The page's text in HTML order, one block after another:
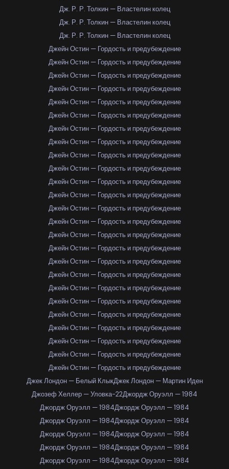
Дж. Р. Р. Толкин — Властелин колец
Дж. Р. Р. Толкин — Властелин колец
Дж. Р. Р. Толкин — Властелин колец
Джейн Остин — Гордость и предубеждение
Джейн Остин — Гордость и предубеждение
Джейн Остин — Гордость и предубеждение
Джейн Остин — Гордость и предубеждение
Джейн Остин — Гордость и предубеждение
Джейн Остин — Гордость и предубеждение
Джейн Остин — Гордость и предубеждение
Джейн Остин — Гордость и предубеждение
Джейн Остин — Гордость и предубеждение
Джейн Остин — Гордость и предубеждение
Джейн Остин — Гордость и предубеждение
Джейн Остин — Гордость и предубеждение
Джейн Остин — Гордость и предубеждение
Джейн Остин — Гордость и предубеждение
Джейн Остин — Гордость и предубеждение
Джейн Остин — Гордость и предубеждение
Джейн Остин — Гордость и предубеждение
Джейн Остин — Гордость и предубеждение
Джейн Остин — Гордость и предубеждение
Джейн Остин — Гордость и предубеждение
Джейн Остин — Гордость и предубеждение
Джейн Остин — Гордость и предубеждение
Джейн Остин — Гордость и предубеждение
Джейн Остин — Гордость и предубеждение
Джейн Остин — Гордость и предубеждение
Джек Лондон — Белый КлыкДжек Лондон — Мартин Иден
Джозеф Хеллер — Уловка-22Джордж Оруэлл — 1984
Джордж Оруэлл — 1984Джордж Оруэлл — 1984
Джордж Оруэлл — 1984Джордж Оруэлл — 1984
Джордж Оруэлл — 1984Джордж Оруэлл — 1984
Джордж Оруэлл — 1984Джордж Оруэлл — 1984
Джордж Оруэлл — 1984Джордж Оруэлл — 1984